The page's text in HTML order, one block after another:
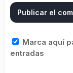
Marca aquí
entradas